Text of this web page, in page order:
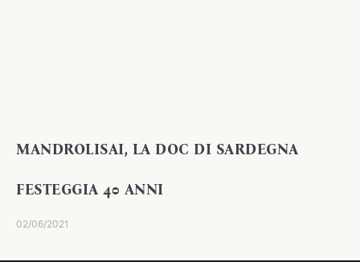
MANDROLISAI, LA DOC DI SARDEGNA
FESTEGGIA 40 ANNI
02/06/2021